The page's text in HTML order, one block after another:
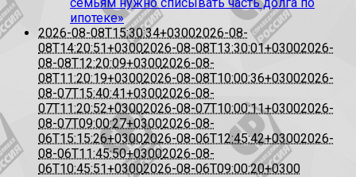
ипотеке»
2026-08-08T15:30:34+03002026-08-
08T14:20:51+03002026-08-08T13:30:01+03002026-
08-08T12:20:09+03002026-08-
08T11:20:19+03002026-08-08T10:00:36+03002026-
08-07T15:40:41+03002026-08-
07T11:20:52+03002026-08-07T10:00:11+03002026-
08-07T09:00:27+03002026-08-
06T15:15:26+03002026-08-06T12:45:42+03002026-
08-06T11:45:50+03002026-08-
06T10:45:51+03002026-08-06T09:00:20+0300